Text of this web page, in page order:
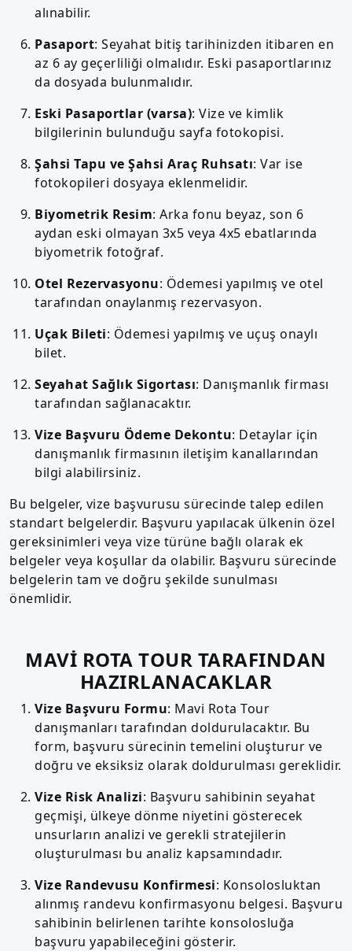
alınabilir.
Pasaport: Seyahat bitiş tarihinizden itibaren en
az 6 ay geçerliliği olmalıdır. Eski pasaportlarınız
da dosyada bulunmalıdır.
Eski Pasaportlar (varsa): Vize ve kimlik
bilgilerinin bulunduğu sayfa fotokopisi.
Şahsi Tapu ve Şahsi Araç Ruhsatı: Var ise
fotokopileri dosyaya eklenmelidir.
Biyometrik Resim: Arka fonu beyaz, son 6
aydan eski olmayan 3x5 veya 4x5 ebatlarında
biyometrik fotoğraf.
Otel Rezervasyonu: Ödemesi yapılmış ve otel
tarafından onaylanmış rezervasyon.
Uçak Bileti: Ödemesi yapılmış ve uçuş onaylı
bilet.
Seyahat Sağlık Sigortası: Danışmanlık firması
tarafından sağlanacaktır.
Vize Başvuru Ödeme Dekontu: Detaylar için
danışmanlık firmasının iletişim kanallarından
bilgi alabilirsiniz.
Bu belgeler, vize başvurusu sürecinde talep edilen
standart belgelerdir. Başvuru yapılacak ülkenin özel
gereksinimleri veya vize türüne bağlı olarak ek
belgeler veya koşullar da olabilir. Başvuru sürecinde
belgelerin tam ve doğru şekilde sunulması
önemlidir.
MAVİ ROTA TOUR TARAFINDAN
HAZIRLANACAKLAR
Vize Başvuru Formu: Mavi Rota Tour
danışmanları tarafından doldurulacaktır. Bu
form, başvuru sürecinin temelini oluşturur ve
doğru ve eksiksiz olarak doldurulması gereklidir.
Vize Risk Analizi: Başvuru sahibinin seyahat
geçmişi, ülkeye dönme niyetini gösterecek
unsurların analizi ve gerekli stratejilerin
oluşturulması bu analiz kapsamındadır.
Vize Randevusu Konfirmesi: Konsolosluktan
alınmış randevu konfirmasyonu belgesi. Başvuru
sahibinin belirlenen tarihte konsolosluğa
başvuru yapabileceğini gösterir.